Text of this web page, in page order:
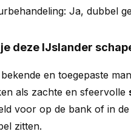
Ja, dubbel
je deze IJslander
en toegepaste
als zachte en sfeervolle
voor op de bank of in
zitten.